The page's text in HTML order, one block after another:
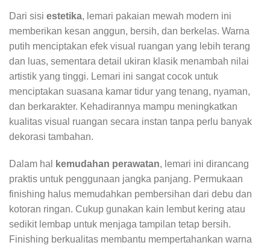
Dari sisi estetika, lemari pakaian mewah modern ini
memberikan kesan anggun, bersih, dan berkelas. Warna
putih menciptakan efek visual ruangan yang lebih terang
dan luas, sementara detail ukiran klasik menambah nilai
artistik yang tinggi. Lemari ini sangat cocok untuk
menciptakan suasana kamar tidur yang tenang, nyaman,
dan berkarakter. Kehadirannya mampu meningkatkan
kualitas visual ruangan secara instan tanpa perlu banyak
dekorasi tambahan.
Dalam hal kemudahan perawatan, lemari ini dirancang
praktis untuk penggunaan jangka panjang. Permukaan
finishing halus memudahkan pembersihan dari debu dan
kotoran ringan. Cukup gunakan kain lembut kering atau
sedikit lembap untuk menjaga tampilan tetap bersih.
Finishing berkualitas membantu mempertahankan warna